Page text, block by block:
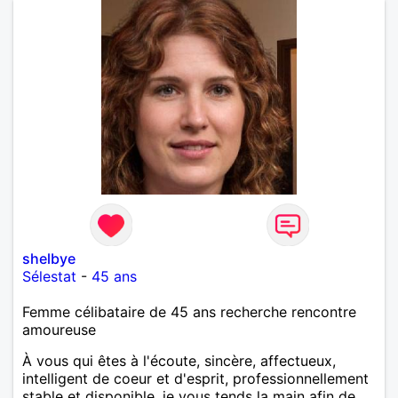
shelbye
Sélestat - 45 ans
Femme célibataire de 45 ans recherche rencontre
amoureuse
À vous qui êtes à l'écoute, sincère, affectueux,
intelligent de coeur et d'esprit, professionnellement